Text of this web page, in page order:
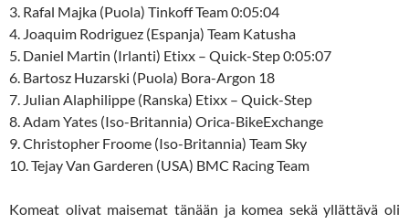
3. Rafal Majka (Puola) Tinkoff Team 0:05:04
4. Joaquim Rodriguez (Espanja) Team Katusha
5. Daniel Martin (Irlanti) Etixx – Quick-Step 0:05:07
6. Bartosz Huzarski (Puola) Bora-Argon 18
7. Julian Alaphilippe (Ranska) Etixx – Quick-Step
8. Adam Yates (Iso-Britannia) Orica-BikeExchange
9. Christopher Froome (Iso-Britannia) Team Sky
10. Tejay Van Garderen (USA) BMC Racing Team
Komeat olivat maisemat tänään ja komea sekä yllättävä oli